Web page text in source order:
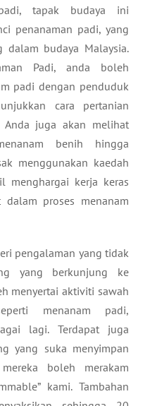
tapak budaya ini
penanaman padi, yang
dalam budaya Malaysia.
Padi, anda boleh
padi dengan penduduk
cara pertanian
Anda juga akan melihat
benih hingga
menggunakan kaedah
menghargai kerja keras
proses menanam
pengalaman yang tidak
yang berkunjung ke
menyertai aktiviti sawah
menanam padi,
lagi. Terdapat juga
yang suka menyimpan
boleh merakam
kami. Tambahan